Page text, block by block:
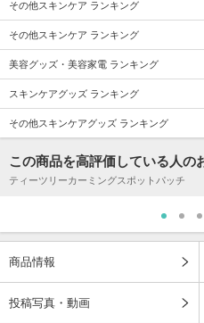
その他スキンケア ランキング
その他スキンケア ランキング
美容グッズ・美容家電 ランキング
スキンケアグッズ ランキング
その他スキンケアグッズ ランキング
この商品を高評価している人の
ティーツリーカーミングスポットパッチ
商品情報
投稿写真・動画